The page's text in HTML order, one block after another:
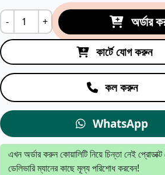
- + অর্ডার
কার্টে যোগ করুন
কল করুন
WhatsApp
এখন অর্ডার করুন কোয়ালিটি নিয়ে চিন্তা নেই
ডেলিভারি ম্যানের কাছে মূল্য পরিশোধ করবেন!